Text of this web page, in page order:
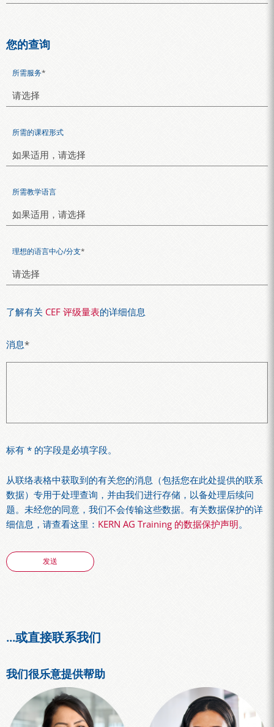
您的查询
所需服务*
所需的课程形式
所需教学语言
理想的语言中心/分支*
了解有关 CEF 评级量表的详细信息
消息*
标有 * 的字段是必填字段。
从联络表格中获取到的有关您的消息（包括您在此处提供的联系
数据）专用于处理查询，并由我们进行存储，以备处理后续问
题。未经您的同意，我们不会传输这些数据。有关数据保护的详
细信息，请查看这里： KERN AG Training 的数据保护声明。
...或直接联系我们
我们很乐意提供帮助